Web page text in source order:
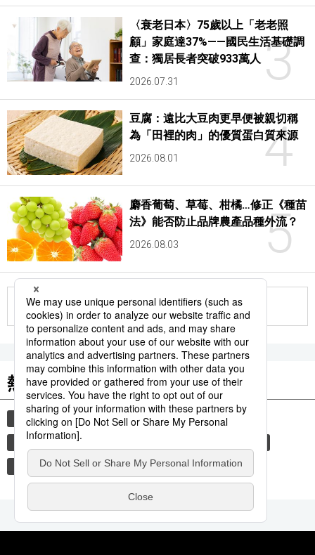
3
〈衰老日本〉75歲以上「老老照
顧」家庭達37%——國民生活基礎調
查：獨居長者突破933萬人
2026.07.31
4
豆腐：遠比大豆肉更早便被親切稱
為「田裡的肉」的優質蛋白質來源
2026.08.01
5
麝香葡萄、草莓、柑橘…修正《種苗
法》能否防止品牌農產品種外流？
2026.08.03
更多
熱門關鍵詞
書訊 文學 小說 小說家 直木賞
文藝春秋
觀光旅遊